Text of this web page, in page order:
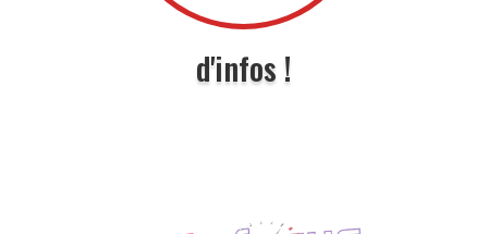
d'infos !